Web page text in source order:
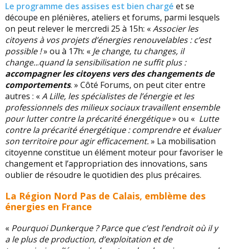
Le programme des assises est bien chargé et se
découpe en plénières, ateliers et forums, parmi lesquels
on peut relever le mercredi 25 à 15h: «Associer les
citoyens à vos projets d’énergies renouvelables : c’est
possible !» ou à 17h: « Je change, tu changes, il
change...quand la sensibilisation ne suffit plus :
accompagner les citoyens vers des changements de
comportements. » Côté Forums, on peut citer entre
autres : «A Lille, les spécialistes de l’énergie et les
professionnels des milieux sociaux travaillent ensemble
pour lutter contre la précarité énergétique» ou « Lutte
contre la précarité énergétique : comprendre et évaluer
son territoire pour agir efficacement.» La mobilisation
citoyenne constitue un élément moteur pour favoriser le
changement et l’appropriation des innovations, sans
oublier de résoudre le quotidien des plus précaires.
La Région Nord Pas de Calais, emblème des
énergies en France
« Pourquoi Dunkerque ? Parce que c’est l’endroit où il y
a le plus de production, d’exploitation et de